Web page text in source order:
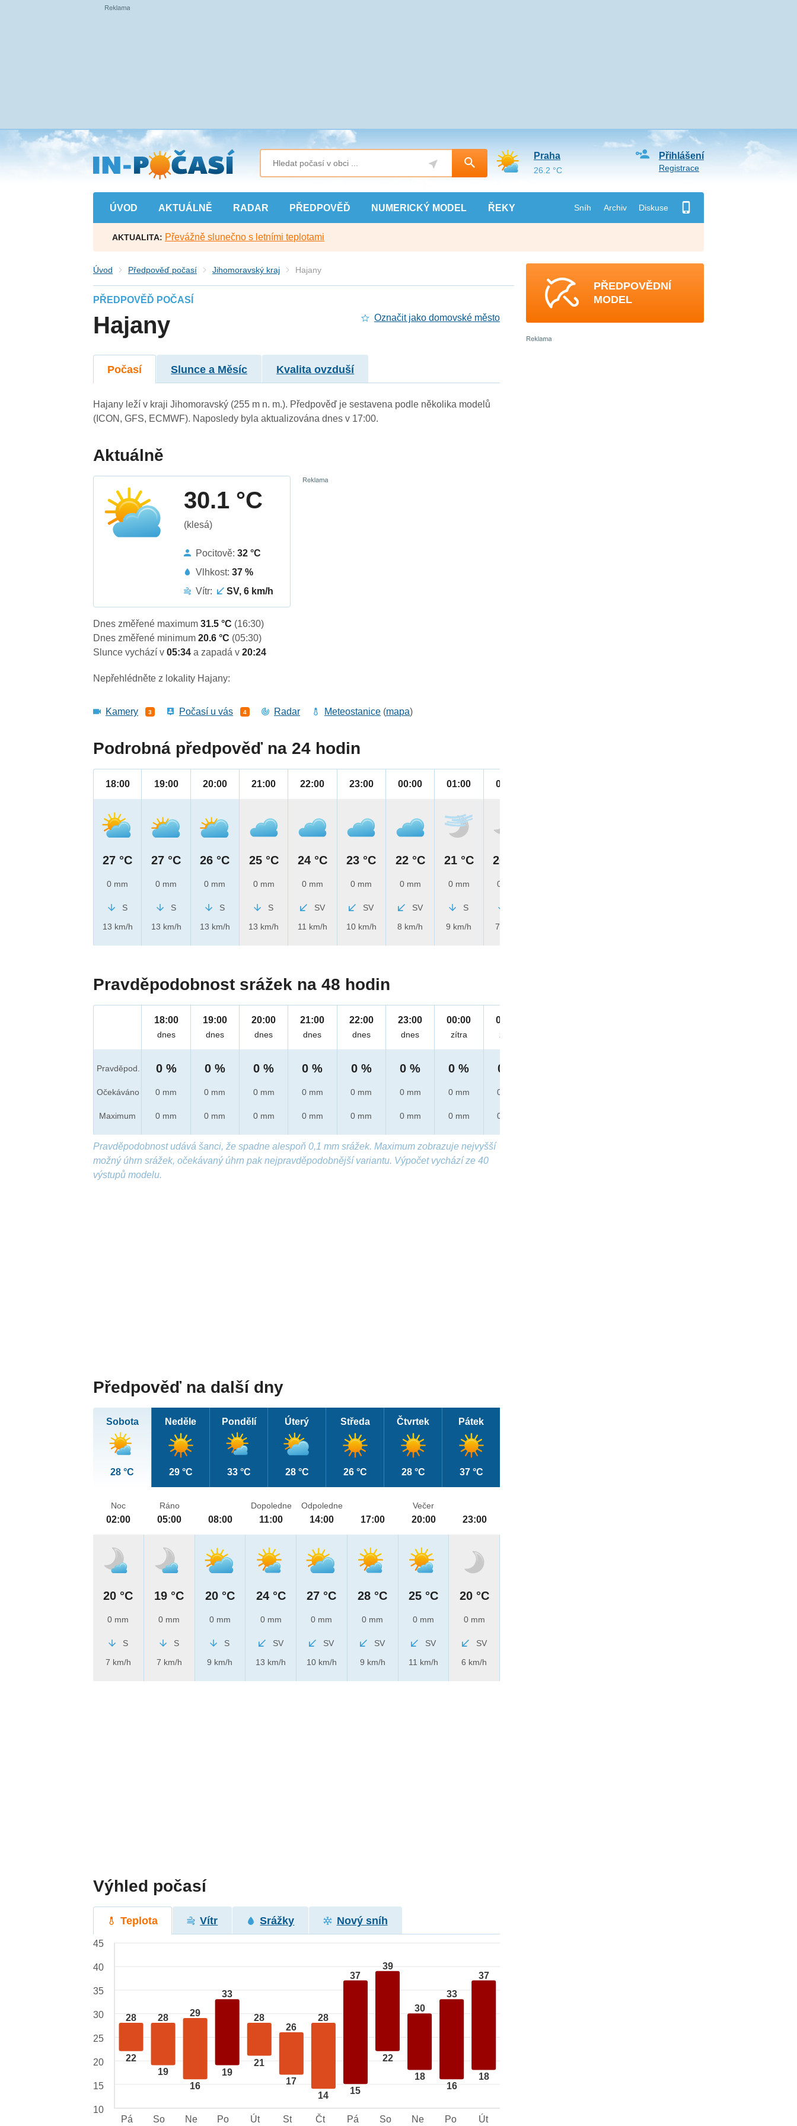
Přejít
na
hlavní
obsah
ÚVOD AKTUÁLNĚ RADAR PŘEDPOVĚĎ NUMERICKÝ MODEL ŘEKY Sníh Archiv Diskuse
Přihlášení
Registrace
Praha
26.2 °C
AKTUALITA: Převážně slunečno s letními teplotami
Úvod Předpověď počasí Jihomoravský kraj Hajany
PŘEDPOVĚĎ POČASÍ
Hajany Označit jako domovské město
Počasí Slunce a Měsíc Kvalita ovzduší
Hajany leží v kraji Jihomoravský (255 m n. m.). Předpověď je sestavena podle několika modelů
(ICON, GFS, ECMWF). Naposledy byla aktualizována dnes v 17:00.
Aktuálně
30.1 °C
(klesá)
Pocitově:32 °C
Vlhkost:37 %
Vítr:
SV, 6 km/h
Dnes změřené maximum31.5 °C (16:30)
Dnes změřené minimum20.6 °C (05:30)
Slunce vychází v05:34a zapadá v20:24
Nepřehlédněte z lokality Hajany:
Kamery 3 Počasí u vás 4 Radar Meteostanice (mapa)
Podrobná předpověď na 24 hodin
18:00
27 °C
0 mm
S
13 km/h
19:00
27 °C
0 mm
S
13 km/h
20:00
26 °C
0 mm
S
13 km/h
21:00
25 °C
0 mm
S
13 km/h
22:00
24 °C
0 mm
SV
11 km/h
23:00
23 °C
0 mm
SV
10 km/h
00:00
22 °C
0 mm
SV
8 km/h
01:00
21 °C
0 mm
S
9 km/h
02:00
20 °C
0 mm
7 km/h
Pravděpodobnost srážek na 48 hodin
Pravděpod.
Očekáváno
Maximum
18:00
dnes
0 %
0 mm
0 mm
19:00
dnes
0 %
0 mm
0 mm
20:00
dnes
0 %
0 mm
0 mm
21:00
dnes
0 %
0 mm
0 mm
22:00
dnes
0 %
0 mm
0 mm
23:00
dnes
0 %
0 mm
0 mm
00:00
zítra
0 %
0 mm
0 mm
01:00
zítra
0 %
0 mm
0 mm
Pravděpodobnost udává šanci, že spadne alespoň 0,1 mm srážek. Maximum zobrazuje nejvyšší
možný úhrn srážek, očekávaný úhrn pak nejpravděpodobnější variantu. Výpočet vychází ze 40
výstupů modelu.
Předpověď na další dny
Sobota
28 °C
Neděle
29 °C
Pondělí
33 °C
Úterý
28 °C
Středa
26 °C
Čtvrtek
28 °C
Pátek
37 °C
Noc
02:00
20 °C
0 mm
S
7 km/h
Ráno
05:00
19 °C
0 mm
S
7 km/h
08:00
20 °C
0 mm
S
9 km/h
Dopoledne
11:00
24 °C
0 mm
SV
13 km/h
Odpoledne
14:00
27 °C
0 mm
SV
10 km/h
17:00
28 °C
0 mm
SV
9 km/h
Večer
20:00
25 °C
0 mm
SV
11 km/h
23:00
20 °C
0 mm
SV
6 km/h
Výhled počasí
Teplota Vítr Srážky Nový sníh
28
22
28
19
29
16
33
19
28
21
26
17
28
14
37
15
39
22
30
18
33
16
37
18
45
40
35
30
25
20
15
10
Pá
So Ne Po Út St Čt Pá So Ne Po Út
PŘEDPOVĚDNÍ
MODEL